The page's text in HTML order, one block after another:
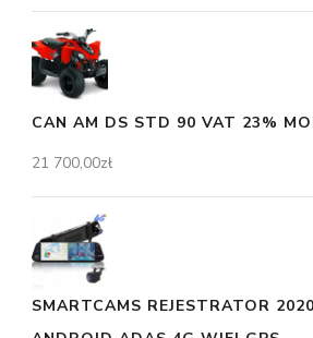
CAN AM DS STD 90 VAT 23%
21 700,00zł
SMARTCAMS REJESTRATOR